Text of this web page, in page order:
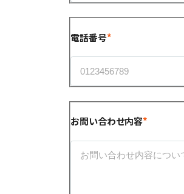
電話番号
お問い合わせ内容